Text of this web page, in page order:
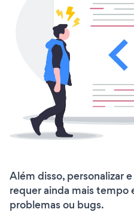
Além disso, personalizar
requer ainda mais tempo
problemas ou bugs.